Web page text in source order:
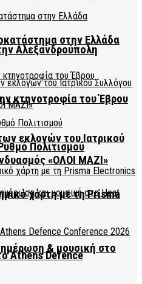
Αλεξανδρούπολη
εκλογών του Ιατρικού
«ΟΛΟΙ ΜΑΖΙ»
& μουσική στο
στην Ελλάδα
κτηνοτροφία του Έβρου
Πολιτισμού
χάρτη με τη Prisma
Athens Defence